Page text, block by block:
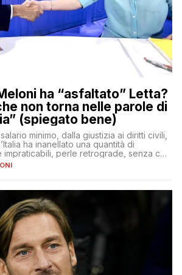
ha “asfaltato” Letta?
non torna nelle parole di
(spiegato bene)
minimo, dalla giustizia ai diritti civili,
ha inanellato una quantità di
perle retrograde, senza che
a sinistra – glielo abbia fatto notare